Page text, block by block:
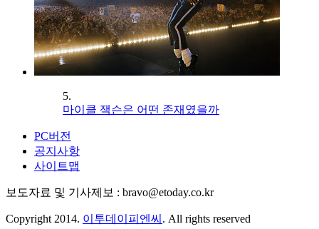
5.
마이클 잭슨은 어떤 존재였을까
PC버전
공지사항
사이트맵
보도자료 및 기사제보 : bravo@etoday.co.kr
Copyright 2014. 이투데이피엔씨 . All rights reserved